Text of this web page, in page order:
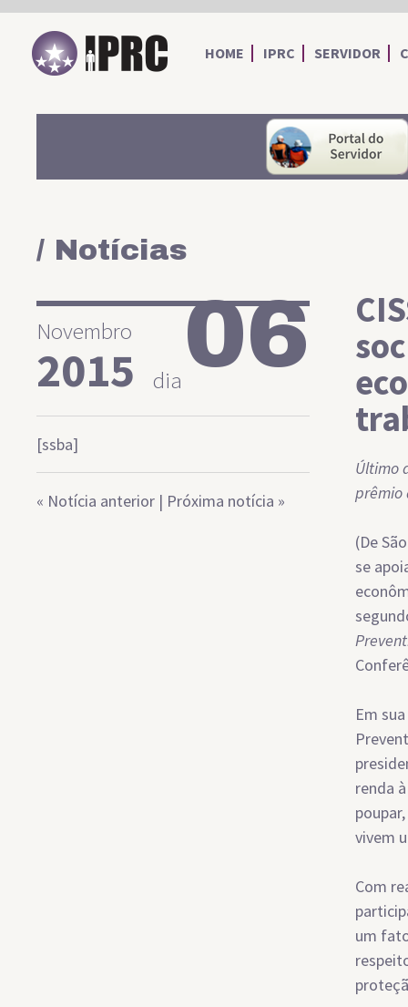
IPRC
HOME IPRC SERVIDOR
/ Notícias
Novembro
2015 dia06
[ssba]
« Notícia anterior | Próxima notícia »
Último
prêmio
(De
se
Em
renda
vivem
Com
um